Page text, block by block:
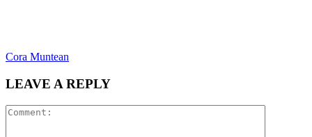
Cora Muntean
LEAVE A REPLY